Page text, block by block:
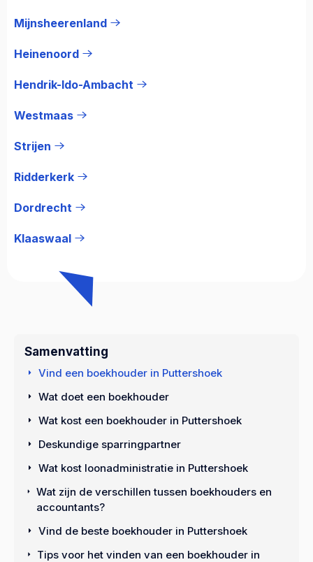
Mijnsheerenland
Heinenoord
Hendrik-Ido-Ambacht
Westmaas
Strijen
Ridderkerk
Dordrecht
Klaaswaal
Samenvatting
Vind een boekhouder in Puttershoek
Wat doet een boekhouder
Wat kost een boekhouder in Puttershoek
Deskundige sparringpartner
Wat kost loonadministratie in Puttershoek
Wat zijn de verschillen tussen boekhouders en
accountants?
Vind de beste boekhouder in Puttershoek
Tips voor het vinden van een boekhouder in